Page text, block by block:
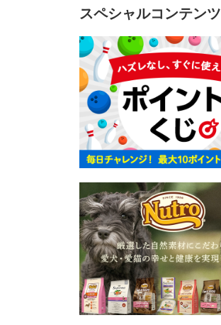
スペシャルコンテンツ